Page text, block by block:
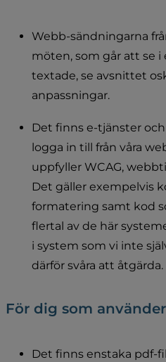
Webb-sändningarna
möten, som går att se i
textade, se avsnittet
anpassningar.
Det finns e-tjänster
logga in till från våra
uppfyller WCAG,
Det gäller exempelvis
formatering samt kod
flertal av de här
i system som vi inte
därför svåra att åtgärda.
För dig som
Det finns enstaka pdf-